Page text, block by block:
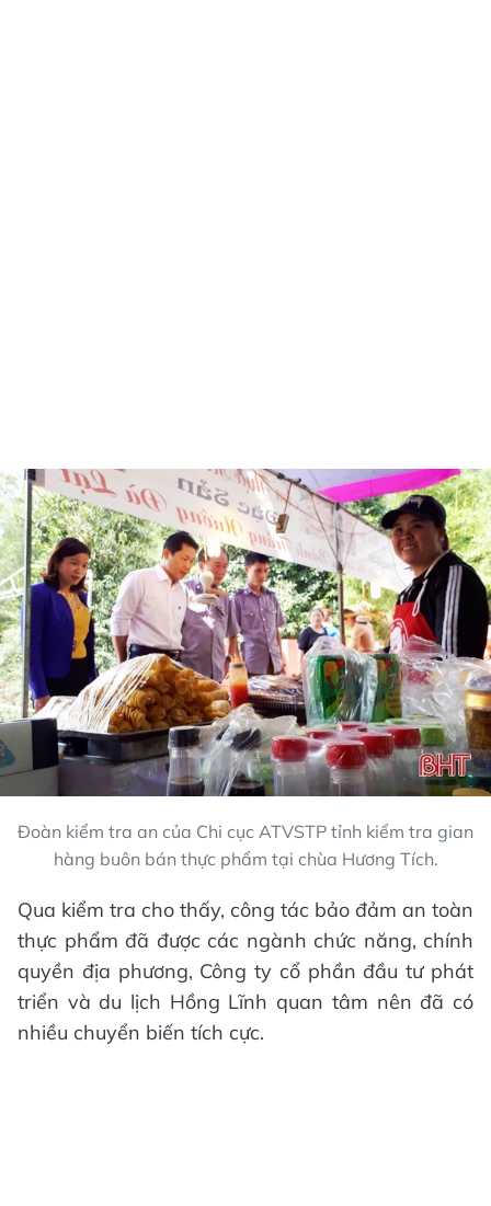
Đoàn kiểm tra an của Chi cục ATVSTP tỉnh kiểm tra gian
hàng buôn bán thực phẩm tại chùa Hương Tích.
Qua kiểm tra cho thấy, công tác bảo đảm an toàn
thực phẩm đã được các ngành chức năng, chính
quyền địa phương, Công ty cổ phần đầu tư phát
triển và du lịch Hồng Lĩnh quan tâm nên đã có
nhiều chuyển biến tích cực.